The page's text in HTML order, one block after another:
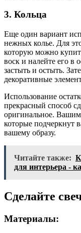
3. Кольца
Еще один вариант
нежных колье. Для
которую можно
воск и налейте его в
застыть и остыть.
декоративные
Использование
прекрасный способ
оригинальное.
которые подчеркнут
вашему образу.
Читайте также:
для интерьера -
Сделайте
Материалы: